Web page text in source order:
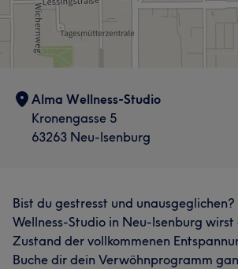
Alma Wellness-Studio
Kronengasse 5
63263 Neu-Isenburg
Bist du gestresst und unausgeglichen?
Wellness-Studio in Neu-Isenburg wirst
Zustand der vollkommenen
Buche dir dein Verwöhnprogramm